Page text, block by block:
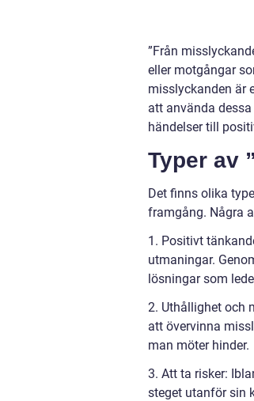
”Från
eller motgångar
misslyckanden är
att använda
händelser till
Typer av
Det finns olika
framgång. Några
1. Positivt
utmaningar.
lösningar som
2. Uthållighet och
att övervinna
man möter hinder.
3. Att ta risker:
steget utanför sin